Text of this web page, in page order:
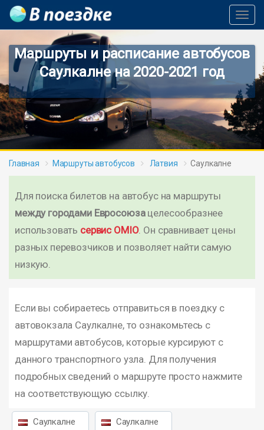
Маршруты и расписание автобусов
Саулкалне на 2020-2021 год
Главная Маршруты автобусов Латвия Саулкалне
Для поиска билетов на автобус на маршруты
между городами Евросоюзацелесообразнее
использовать сервис OMIO. Он сравнивает цены
разных перевозчиков и позволяет найти самую
низкую.
Если вы собираетесь отправиться в поездку с
автовокзала Саулкалне, то ознакомьтесь с
маршрутами автобусов, которые курсируют с
данного транспортного узла. Для получения
подробных сведений о маршруте просто нажмите
на соответствующую ссылку.
Саулкалне
Саулкалне